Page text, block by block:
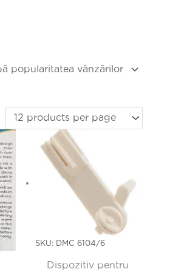
SKU: DMC 6104/6
Dispozitiv pentru